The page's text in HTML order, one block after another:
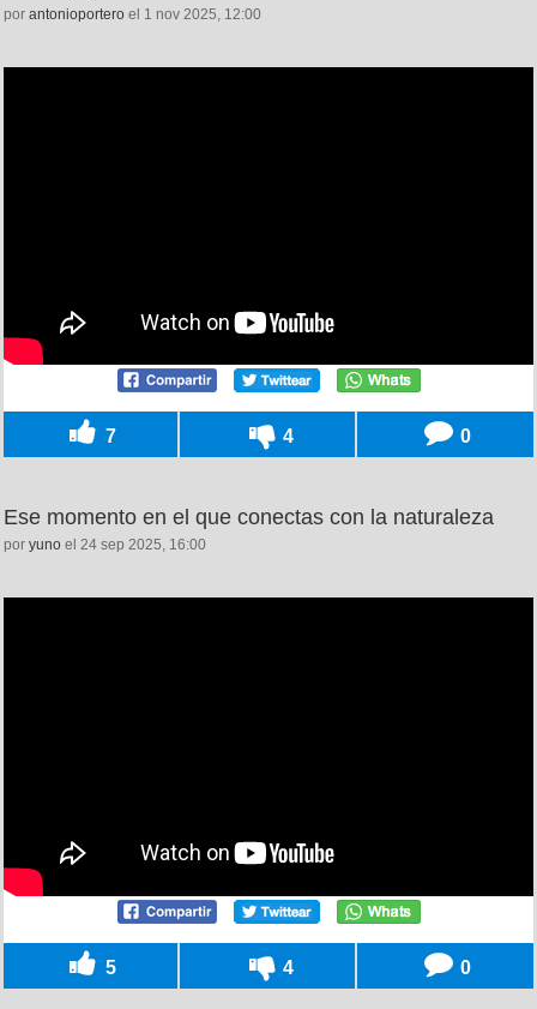
por antonioportero el 1 nov 2025, 12:00
7 4 0
Ese momento en el que conectas con la naturaleza
por yuno el 24 sep 2025, 16:00
5 4 0